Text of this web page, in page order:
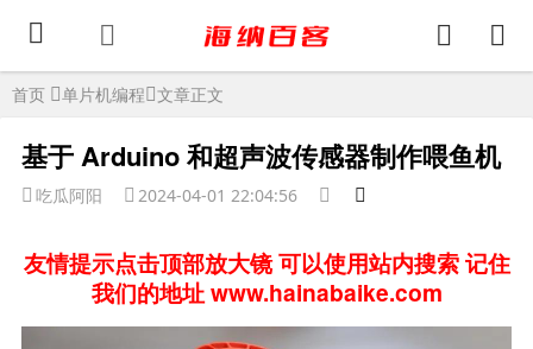
首页 单片机编程 文章正文
基于 Arduino 和超声波传感器制作喂鱼机
吃瓜阿阳 2024-04-01 22:04:56
友情提示点击顶部放大镜 可以使用站内搜索 记住
我们的地址 www.hainabaike.com